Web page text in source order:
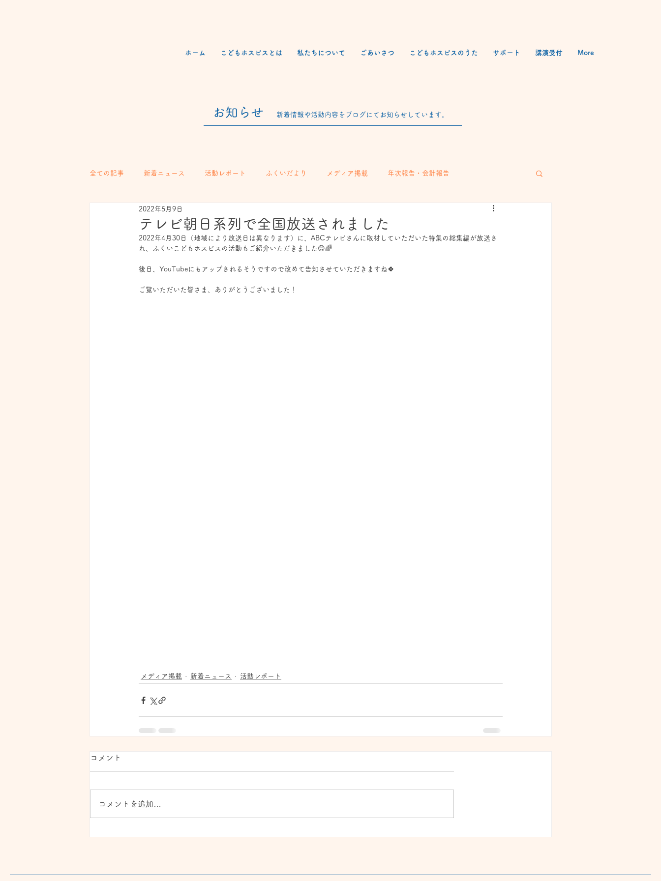
ホーム こどもホスピスとは 私たちについて ごあいさつ こどもホスピスのうた サポート 講演受付 More
​お知らせ 新着情報や活動内容をブログにてお知らせしています。
全ての記事 新着ニュース 活動レポート ふくいだより メディア掲載 年次報告・会計報告
テレビ朝日系列で全国放送されました
2022年5月9日
2022年4月30日（地域により放送日は異なります）に、ABCテレビさんに取材していただいた特集の総集編が放送さ
れ、ふくいこどもホスピスの活動もご紹介いただきました😊🌈
後日、YouTubeにもアップされるそうですので改めて告知させていただきますね🍀
ご覧いただいた皆さま、ありがとうございました！
メディア掲載 新着ニュース 活動レポート
コメント
コメントを追加…